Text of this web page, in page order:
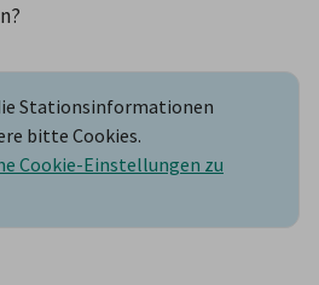
Stationsinformationen
bitte Cookies.
Cookie-Einstellungen zu